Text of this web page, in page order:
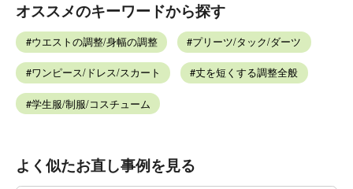
オススメのキーワードから探す
ウエストの調整/身幅の調整 プリーツ/タック/ダーツ
ワンピース/ドレス/スカート 丈を短くする調整全般
学生服/制服/コスチューム
よく似たお直し事例を見る